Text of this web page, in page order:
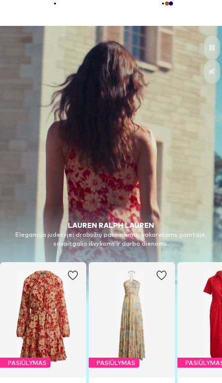
LAUREN RALPH LAUREN
Elegancija judesyje: drabužių pasirinkimas vakarėliams gamtoje,
savaitgalio išvykoms ir darbo dienoms.
PASIŪLYMAS PASIŪLYMAS